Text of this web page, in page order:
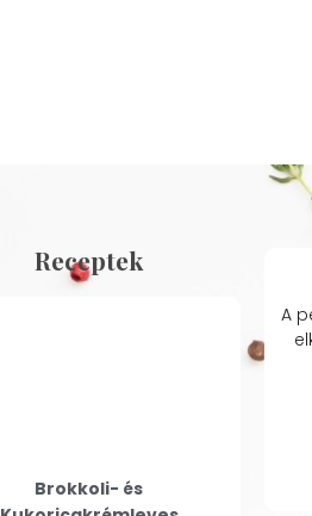
Receptek
Brokkoli- és
A